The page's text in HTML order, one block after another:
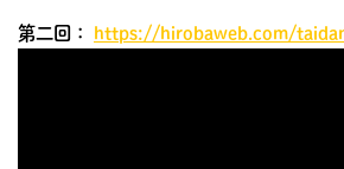
第二回： https://hirobaweb.com/